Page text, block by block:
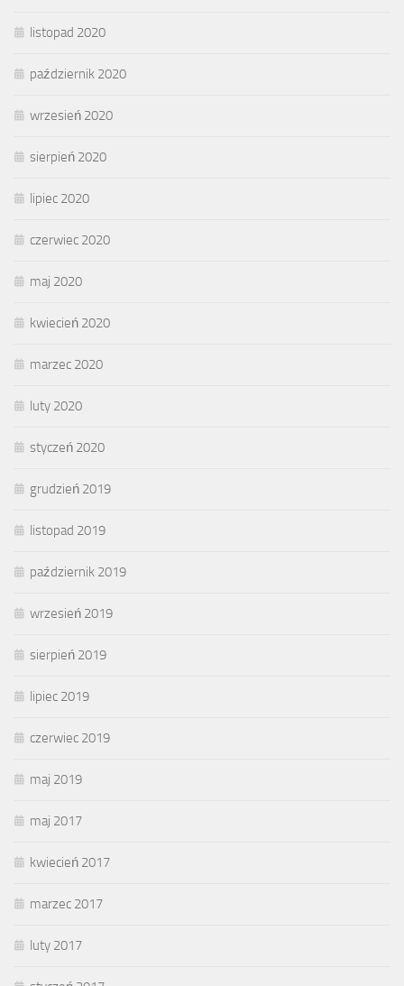
listopad 2020
październik 2020
wrzesień 2020
sierpień 2020
lipiec 2020
czerwiec 2020
maj 2020
kwiecień 2020
marzec 2020
luty 2020
styczeń 2020
grudzień 2019
listopad 2019
październik 2019
wrzesień 2019
sierpień 2019
lipiec 2019
czerwiec 2019
maj 2019
maj 2017
kwiecień 2017
marzec 2017
luty 2017